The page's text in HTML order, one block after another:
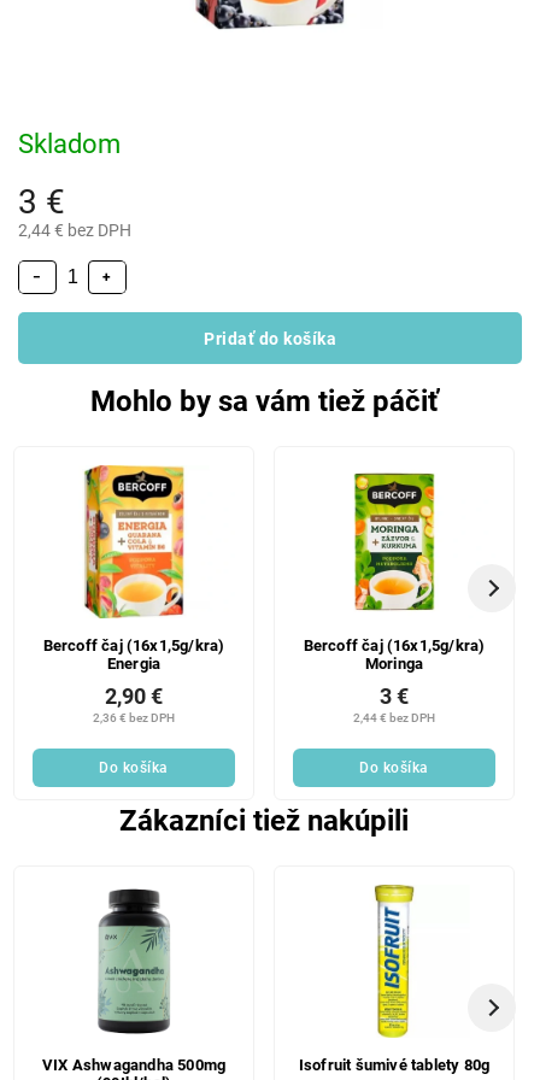
3 €
2,44 € bez DPH
Skladom
+
−
Pridať do košíka
Mohlo by sa vám tiež páčiť
Bercoff čaj (16x1,5g/kra)
Energia
2,36 € bez DPH
2,90 €
Do košíka
Bercoff čaj (16x1,5g/kra)
Moringa
2,44 € bez DPH
3 €
Do košíka
Zákazníci tiež nakúpili
VIX Ashwagandha 500mg
Isofruit šumivé tablety 80g